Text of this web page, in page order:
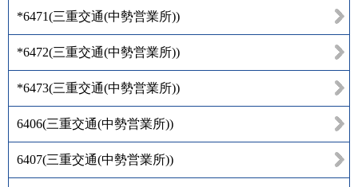
*6471(三重交通(中勢営業所))
*6472(三重交通(中勢営業所))
*6473(三重交通(中勢営業所))
6406(三重交通(中勢営業所))
6407(三重交通(中勢営業所))